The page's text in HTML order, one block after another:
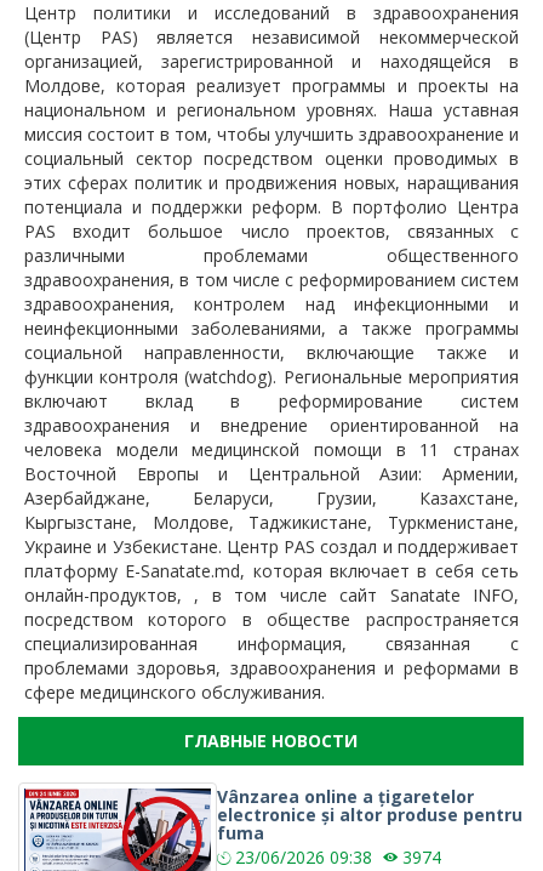
Центр политики и исследований в здравоохранения
(Центр PAS) является независимой некоммерческой
организацией, зарегистрированной и находящейся в
Молдове, которая реализует программы и проекты на
национальном и региональном уровнях. Наша уставная
миссия состоит в том, чтобы улучшить здравоохранение и
социальный сектор посредством оценки проводимых в
этих сферах политик и продвижения новых, наращивания
потенциала и поддержки реформ. В портфолио Центра
PAS входит большое число проектов, связанных с
различными проблемами общественного
здравоохранения, в том числе с реформированием систем
здравоохранения, контролем над инфекционными и
неинфекционными заболеваниями, а также программы
социальной направленности, включающие также и
функции контроля (watchdog). Региональные мероприятия
включают вклад в реформирование систем
здравоохранения и внедрение ориентированной на
человека модели медицинской помощи в 11 странах
Восточной Европы и Центральной Азии: Армении,
Азербайджане, Беларуси, Грузии, Казахстане,
Кыргызстане, Молдове, Таджикистане, Туркменистане,
Украине и Узбекистане. Центр PAS создал и поддерживает
платформу E-Sanatate.md, которая включает в себя сеть
онлайн-продуктов, , в том числе сайт Sanatate INFO,
посредством которого в обществе распространяется
специализированная информация, связанная с
проблемами здоровья, здравоохранения и реформами в
сфере медицинского обслуживания.
ГЛАВНЫЕ НОВОСТИ
Vânzarea online a țigaretelor
electronice și altor produse pentru
fuma
23/06/2026 09:38 3974